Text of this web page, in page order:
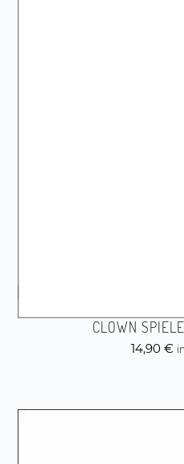
CLOWN
14,90 €